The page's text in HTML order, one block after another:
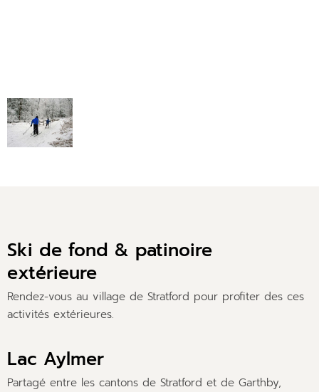
Ski de fond & patinoire
extérieure
Rendez-vous au village de Stratford pour profiter des ces
activités extérieures.
Lac Aylmer
Partagé entre les cantons de Stratford et de Garthby,